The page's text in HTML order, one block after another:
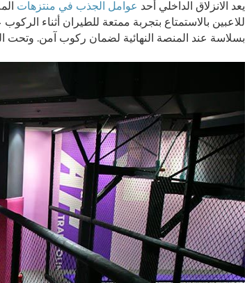
يعد الانزلاق الداخلي أحد عوامل الجذب في منتزهات
للاعبين بالاستمتاع بتجربة ممتعة للطيران أثناء
بسلاسة عند المنصة النهائية لضمان ركوب آمن. وتحت